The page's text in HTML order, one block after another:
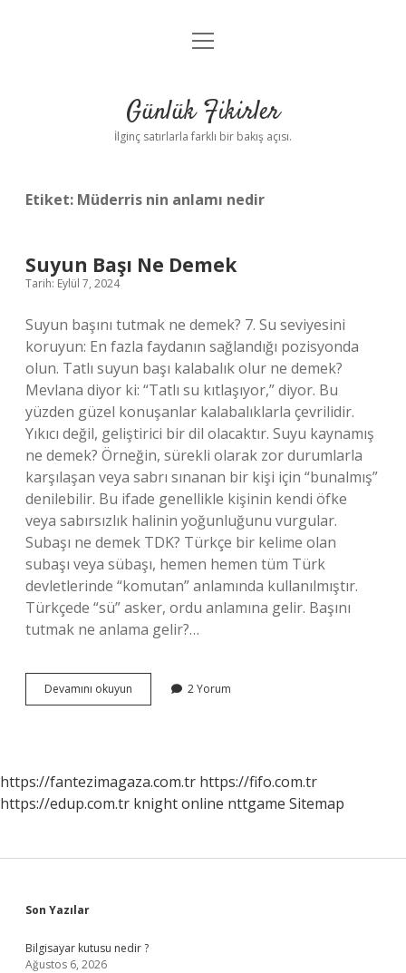
Anasayfa
Yasal Uyarı
menüyü
Günlük Fikirler
İlginç satırlarla farklı bir bakış açısı.
Etiket: Müderris nin anlamı nedir
Suyun Başı Ne Demek
Tarih: Eylül 7, 2024
Suyun başını tutmak ne demek? 7. Su seviyesini
koruyun: En fazla faydanın sağlandığı pozisyonda
olun. Tatlı suyun başı kalabalık olur ne demek?
Mevlana diyor ki: “Tatlı su kıtlaşıyor,” diyor. Bu
yüzden güzel konuşanlar kalabalıklarla çevrilidir.
Yıkıcı değil, geliştirici bir dil olacaktır. Suyu kaynamış
ne demek? Örneğin, sürekli olarak zor durumlarla
karşılaşan veya sabrı sınanan bir kişi için “bunalmış”
denilebilir. Bu ifade genellikle kişinin kendi öfke
veya sabırsızlık halinin yoğunluğunu vurgular.
Subaşı ne demek TDK? Türkçe bir kelime olan
subaşı veya sübaşı, hemen hemen tüm Türk
devletlerinde “komutan” anlamında kullanılmıştır.
Türkçede “sü” asker, ordu anlamına gelir. Başını
tutmak ne anlama gelir?…
Devamını okuyun
Başı
2 Yorum
https://fantezimagaza.com.tr https://fifo.com.tr
https://edup.com.tr knight online nttgame Sitemap
Sidebar
Son Yazılar
Bilgisayar kutusu nedir ?
Ağustos 6, 2026